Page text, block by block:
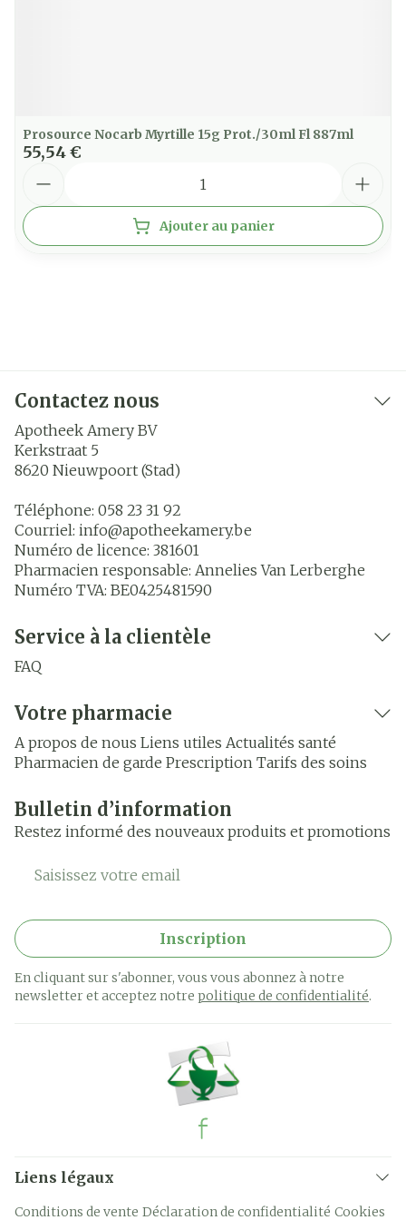
Prosource Nocarb Myrtille 15g Prot./30ml Fl 887ml
55,54 €
Ajouter au panier
Contactez nous
Apotheek Amery BV
Kerkstraat 5
8620 Nieuwpoort (Stad)
Téléphone: 058 23 31 92
Courriel: info@apotheekamery.be
Numéro de licence: 381601
Pharmacien responsable: Annelies Van Lerberghe
Numéro TVA: BE0425481590
Service à la clientèle
FAQ
Votre pharmacie
A propos de nous Liens utiles Actualités santé
Pharmacien de garde Prescription Tarifs des soins
Bulletin d’information
Restez informé des nouveaux produits et promotions
Adresse mail
Inscription
En cliquant sur s'abonner, vous vous abonnez à notre
newsletter et acceptez notre politique de confidentialité.
Liens légaux
Conditions de vente Déclaration de confidentialité Cookies